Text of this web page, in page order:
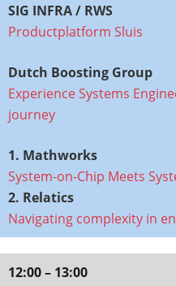
SIG INFRA / RWS
Productplatform Sluis
Dutch Boosting Group
Experience Systems
journey
1. Mathworks​
System-on-Chip Meets
2. Relatics
Navigating complexity in
12:00 – 13:00